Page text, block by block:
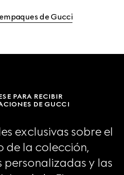
de Gucci
PARA RECIBIR
DE GUCCI
exclusivas sobre el
de la colección,
y las